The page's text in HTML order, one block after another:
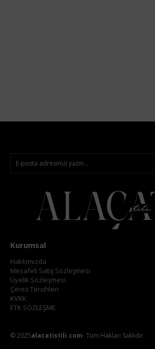
Kurumsal
Hakkımızda
Mesafeli Satış Sözleşmesi
Üyelik Sözleşmesi
Çerez Tercihleri
KVKK
ETK SÖZLEŞME
© 2025alacatistili.com- Tüm Hakları Saklıdır.